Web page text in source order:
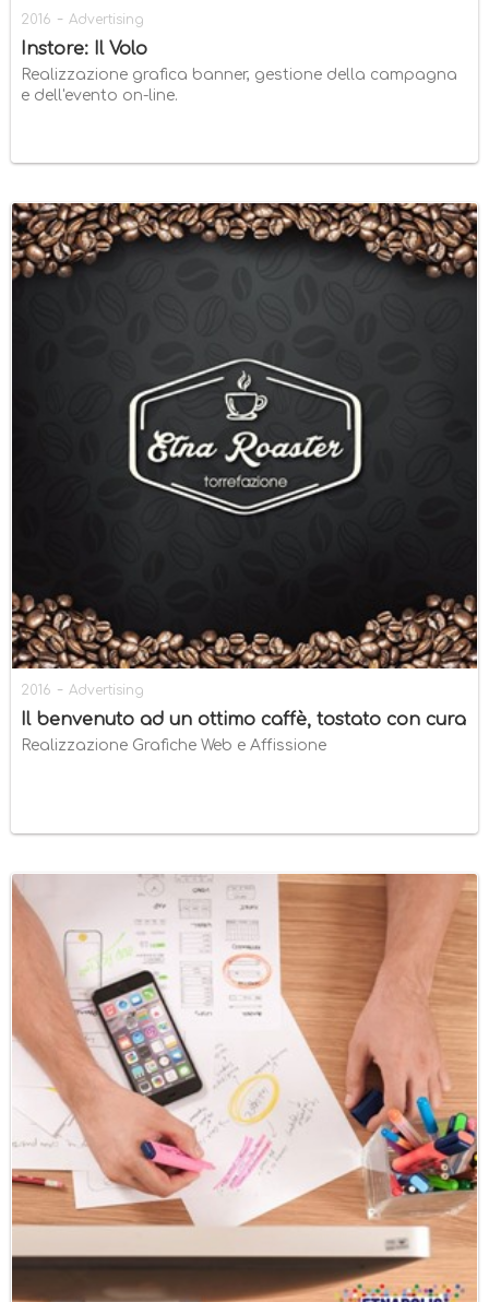
2016 - Advertising
Instore: Il Volo
Realizzazione grafica banner, gestione della campagna
e dell'evento on-line.
2016 - Advertising
Il benvenuto ad un ottimo caffè, tostato con cura
Realizzazione Grafiche Web e Affissione